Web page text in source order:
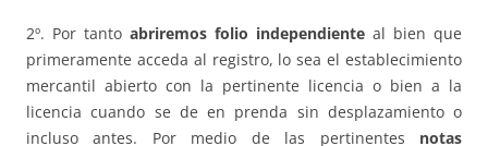
2º. Por tanto abriremos folio independiente al bien que
primeramente acceda al registro, lo sea el establecimiento
mercantil abierto con la pertinente licencia o bien a la
licencia cuando se de en prenda sin desplazamiento o
incluso antes. Por medio de las pertinentes notas